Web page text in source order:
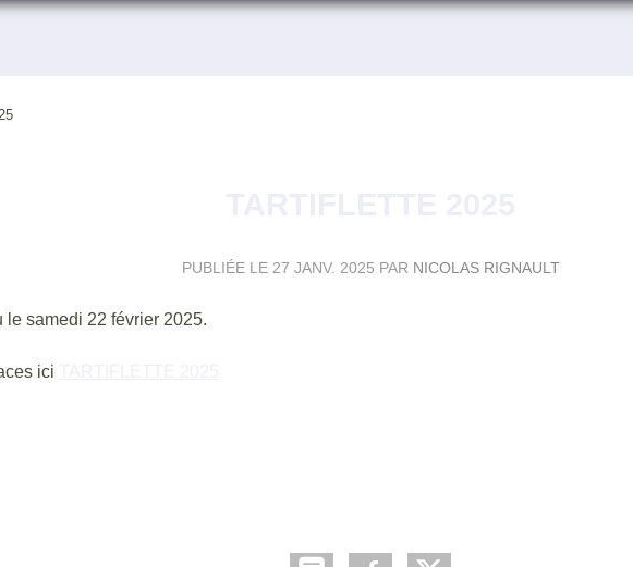
PUBLIÉE LE 27 JANV. 2025 PAR NICOLAS RIGNAULT
le samedi 22 février 2025.
ici